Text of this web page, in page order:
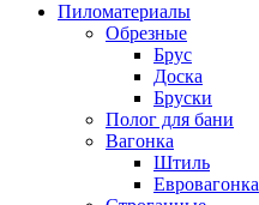
Пиломатериалы
Обрезные
Брус
Доска
Бруски
Полог для бани
Вагонка
Штиль
Евровагонка